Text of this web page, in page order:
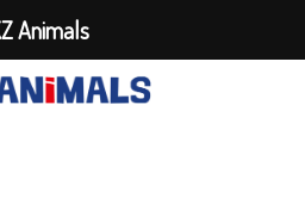
Animals